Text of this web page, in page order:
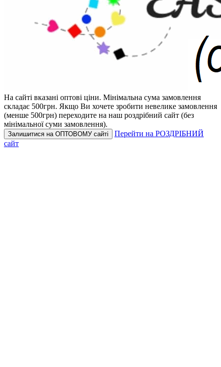
На сайті вказані оптові ціни. Мінімальна сума замовлення
складає 500грн. Якщо Ви хочете зробити невелике замовлення
(менше 500грн) переходите на наш роздрібний сайт (без
мінімальної суми замовлення).
Залишитися на ОПТОВОМУ сайті
Перейти на РОЗДРІБНИЙ
сайт